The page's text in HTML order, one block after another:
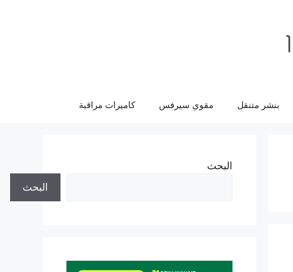
بنشر متنقل مقوي سيرفس كاميرات مراقبة
البحث
البحث